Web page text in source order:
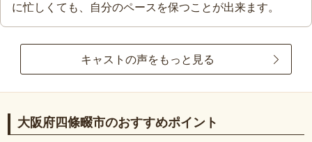
に忙しくても、自分のペースを保つことが出来ます。
キャストの声をもっと見る
大阪府四條畷市のおすすめポイント